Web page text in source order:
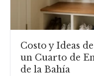
Costo y Ideas
un Cuarto de
de la Bahía